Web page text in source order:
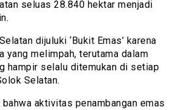
seluas 28.840 hektar menjadi
dijuluki ‘Bukit Emas’ karena
yang melimpah, terutama dalam
hampir selalu ditemukan di setiap
Selatan.
aktivitas penambangan emas